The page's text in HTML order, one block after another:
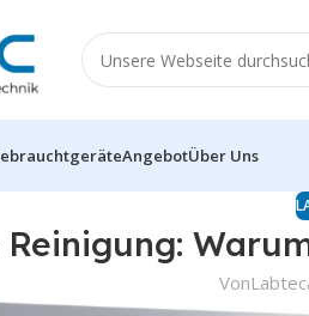
AngebotÜber Uns
VonLabtec